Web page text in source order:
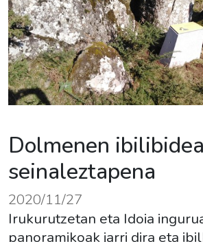
Dolmenen
seinaleztapena
2020/11/27
Irukurutzetan eta Idoia
panoramikoak jarri dira eta